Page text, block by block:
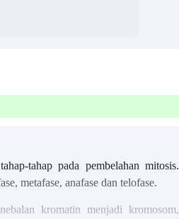
tahap pada pembelahan mitosis.
metafase, anafase dan telofase.
kromatin menjadi kromosom,